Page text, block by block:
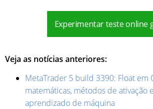
Experimentar teste online
Veja as notícias anteriores:
MetaTrader 5 build 3390: Float em
matemáticas, métodos de ativação
aprendizado de máquina